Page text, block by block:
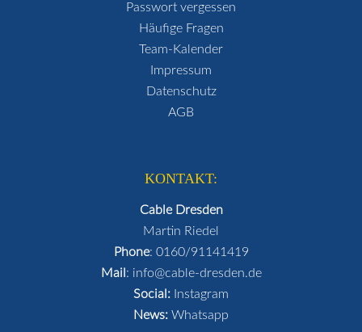
Passwort vergessen
Häufige Fragen
Team-Kalender
Impressum
Datenschutz
AGB
KONTAKT:
Cable Dresden
Martin Riedel
Phone: 0160/91141419
Mail : info@cable-dresden.de
Social: Instagram
News: Whatsapp